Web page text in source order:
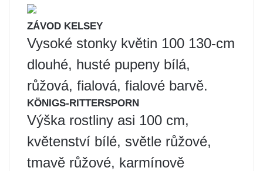
ZÁVOD KELSEY
Vysoké stonky květin 100 130-cm
dlouhé, husté pupeny bílá,
růžová, fialová, fialové barvě.
KÖNIGS-RITTERSPORN
Výška rostliny asi 100 cm,
květenství bílé, světle růžové,
tmavě růžové, karmínově